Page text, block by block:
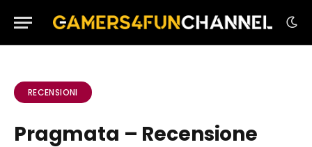
RECENSIONI
Pragmata – Recensione